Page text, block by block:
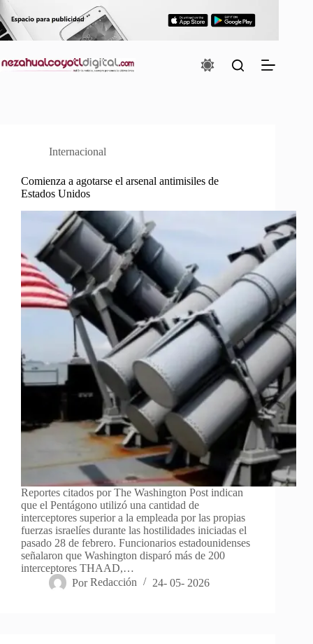
Saltar
al
contenido
Internacional
Comienza a agotarse el arsenal antimisiles de
Estados Unidos
Reportes citados por The Washington Post indican
que el Pentágono utilizó una cantidad de
interceptores superior a la empleada por las propias
fuerzas israelíes durante las hostilidades iniciadas el
pasado 28 de febrero. Funcionarios estadounidenses
señalaron que Washington disparó más de 200
interceptores THAAD,…
Por Redacción 24- 05- 2026